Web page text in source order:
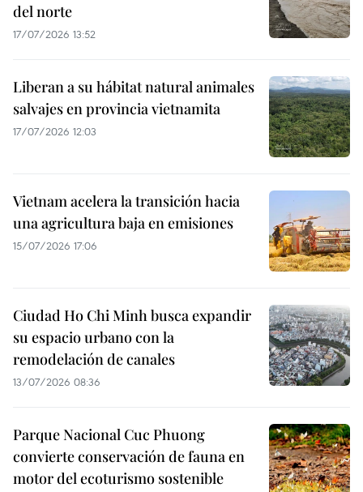
del norte
17/07/2026 13:52
Liberan a su hábitat natural animales
salvajes en provincia vietnamita
17/07/2026 12:03
Vietnam acelera la transición hacia
una agricultura baja en emisiones
15/07/2026 17:06
Ciudad Ho Chi Minh busca expandir
su espacio urbano con la
remodelación de canales
13/07/2026 08:36
Parque Nacional Cuc Phuong
convierte conservación de fauna en
motor del ecoturismo sostenible